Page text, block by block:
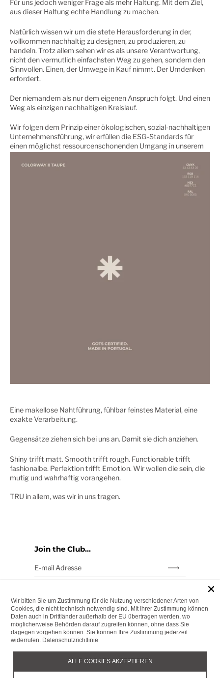
Für uns jedoch weniger Frage als mehr Haltung. Mit dem Ziel,
aus dieser Haltung echte Handlung zu machen.
Natürlich wissen wir um die stete Herausforderung in der,
vollkommen nachhaltig zu designen, zu produzieren, zu
handeln. Trotz allem sehen wir es als unsere Verantwortung,
nicht den vermutlich einfachsten Weg zu gehen, sondern den
Sinnvollen. Einen, der Umwege in Kauf nimmt. Der Umdenken
erfordert.
Der niemandem als nur dem eigenen Anspruch folgt. Und einen
Weg als einzigen nachhaltigen Kreislauf.
Wir folgen dem Prinzip einer ökologischen, sozial-nachhaltigen
Unternehmensführung, wir erfüllen die ESG-Standards für
einen möglichst ressourcenschonenden Umgang in unserem
höchsten Zertifizierungsstandard GOTS, von der
Materialauswahl über die Herstellung der Stoffe bis hin zu den
Arbeitsbedingungen, von denen wir uns vor Ort in Portugal ein
Eine makellose Nahtführung, fühlbar feinstes Material, eine
exakte Verarbeitung.
Gegensätze ziehen sich bei uns an. Damit sie dich anziehen.
Shiny trifft matt. Smooth trifft rough. Functionable trifft
fashionalbe. Perfektion trifft Emotion. Wir wollen die sein, die
mutig und wahrhaftig vorangehen.
TRU in allem, was wir in uns tragen.
Join the Club...
E-mail Adresse
links
RETOURE & WIDERRUF
FAQ
IMPRESSUM
DATENSCHUTZERKLÄRUNG
AGBS
Wir bitten Sie um Zustimmung für die Nutzung verschiedener Arten von
Cookies, die nicht technisch notwendig sind. Mit Ihrer Zustimmung können
Daten auch in Drittländer außerhalb der EU übertragen werden, wo
möglicherweise Behörden darauf zugreifen können, ohne dass Sie
dagegen vorgehen können. Sie können Ihre Zustimmung jederzeit
widerrufen. Datenschutzrichtlinie
ALLE COOKIES AKZEPTIEREN